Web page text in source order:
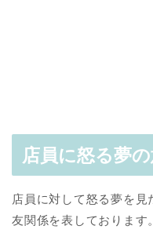
店員に怒る夢
店員に対して怒る夢を
友関係を表しております